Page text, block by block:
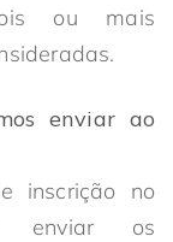
ou mais
enviar ao
inscrição no
enviar os